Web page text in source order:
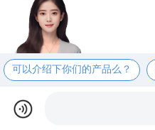
可以介绍下你们的产品么？